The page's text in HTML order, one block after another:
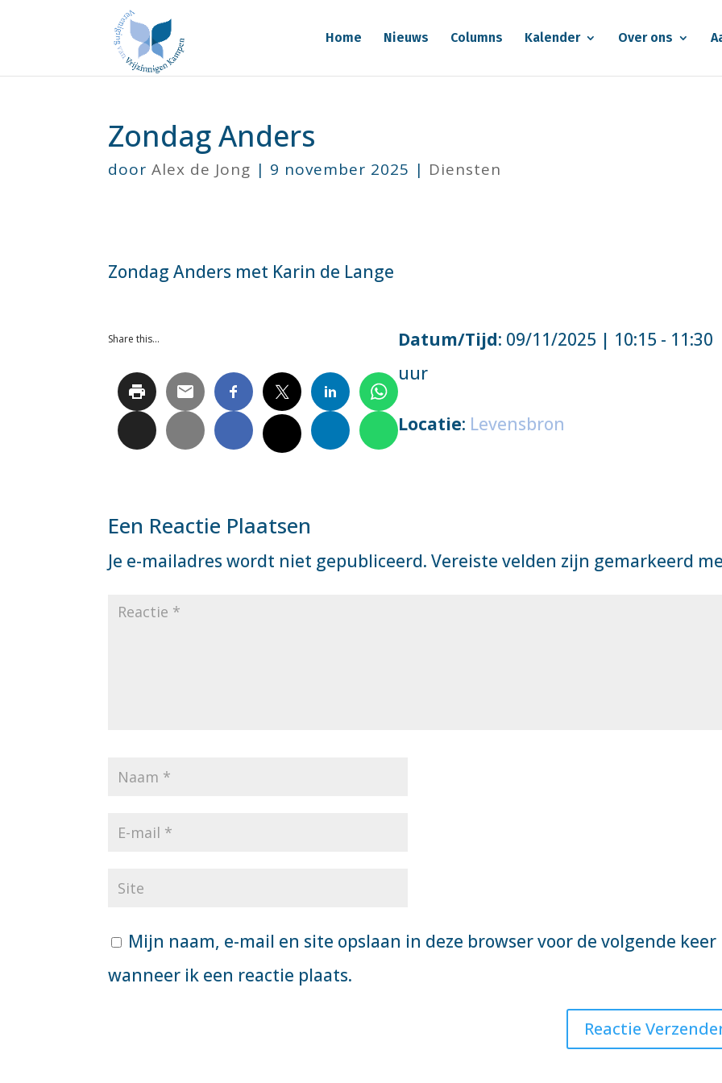
Home Nieuws Columns Kalender Over ons
Zondag Anders
doorAlex de Jong | 9 november 2025 | Diensten
Zondag Anders met Karin de Lange
Share this… Datum/Tijd: 09/11/2025 | 10:15 - 11:30
uur
Locatie: Levensbron
Een Reactie Plaatsen
Je e-mailadres wordt niet gepubliceerd. Vereiste velden zijn gemarkeerd
Mijn naam, e-mail en site opslaan in deze browser voor de volgende keer
wanneer ik een reactie plaats.